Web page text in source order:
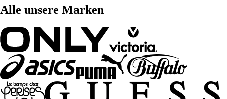
Alle unsere Marken